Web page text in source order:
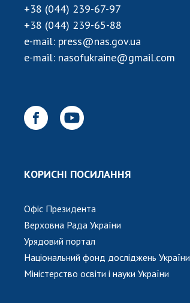
+38 (044) 239-67-97
+38 (044) 239-65-88
e-mail: press@nas.gov.ua
e-mail: nasofukraine@gmail.com
КОРИСНІ ПОСИЛАННЯ
Офіс Президента
Верховна Рада України
Урядовий портал
Національний фонд досліджень України
Міністерство освіти і науки України